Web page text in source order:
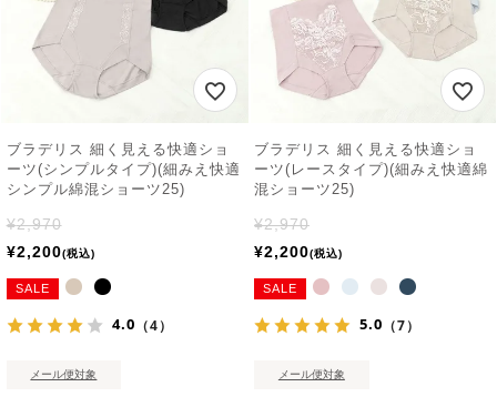
ブラデリス 細く見える快適ショ
ーツ(シンプルタイプ)(細みえ快適
シンプル綿混ショーツ25)
¥2,970
¥2,200 税込
SALE
4.0 （4）
メール便対象
ブラデリス 細く見える快適ショ
ーツ(レースタイプ)(細みえ快適綿
混ショーツ25)
¥2,970
¥2,200 税込
SALE
5.0 （7）
メール便対象